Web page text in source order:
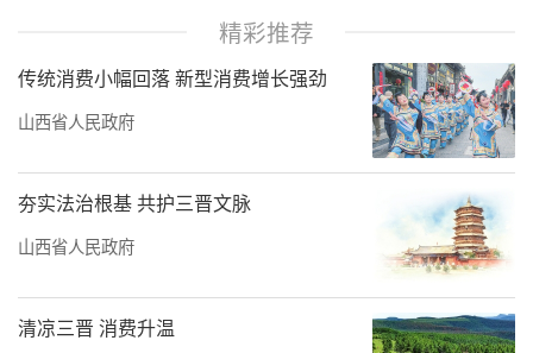
实的实事，跨越3000公里山海，将三晋大地的
温情与担当送到新疆群众心坎上。
补医疗短板惠及边疆百姓
在昌吉州中医院中医诊室内，玛纳斯县67
岁的罗彦正在就诊，援疆医生全神贯注地为其
搭脉问诊。谈及这些远道而来的白衣医者，罗
大爷连连称赞，言语间满是感激。这温馨的一
幕，正是山西援疆医疗队伍扎根边疆、守护当
精彩推荐
传统消费小幅回落 新型消费增长强劲
山西省人民政府
夯实法治根基 共护三晋文脉
山西省人民政府
清凉三晋 消费升温